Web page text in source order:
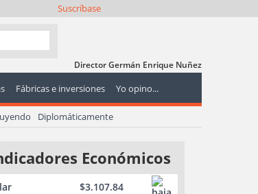
Suscríbase
Director Germán Enrique Nuñez
Fábricas e inversiones Yo opino...
Diplomáticamente
Económicos
$3.107.84